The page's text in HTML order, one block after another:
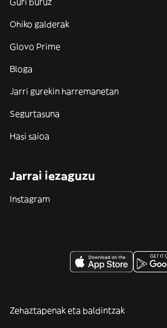
Ohiko galderak
Glovo Prime
Bloga
Jarri gurekin harremanetan
Segurtasuna
Hasi saioa
Jarrai iezaguzu
Instagram
Zehaztapenak eta baldintzak